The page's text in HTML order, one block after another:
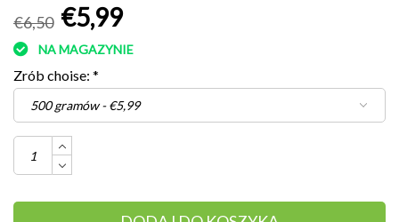
€6,50 €5,99
NA MAGAZYNIE
Zrób choise: *